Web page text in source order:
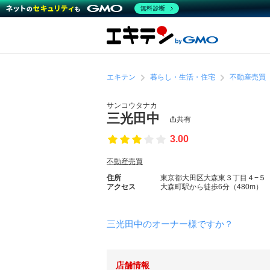
エキテン 暮らし・生活・住宅 不動産売買
サンコウタナカ
三光田中 共有
3.00
不動産売買
住所
東京都大田区大森東３丁目４−５
アクセス
大森町駅から徒歩6分（480m）
三光田中のオーナー様ですか？
店舗情報
無料診断